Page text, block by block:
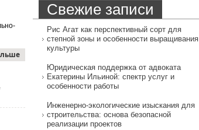
Свежие записи
Рис Агат как перспективный сорт для
степной зоны и особенности выращивания
культуры
Юридическая поддержка от адвоката
Екатерины Ильиной: спектр услуг и
особенности работы
Инженерно-экологические изыскания для
строительства: основа безопасной
реализации проектов